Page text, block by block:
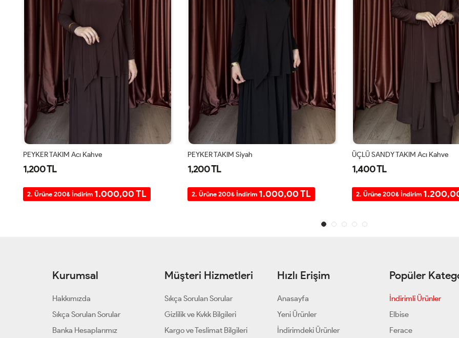
PEYKER TAKIM Siyah
1,200 TL
2. Ürüne 200₺ İndirim 1.000,00 TL
ÜÇLÜ SANDY TAKIM Acı Kahve
1,400 TL
2. Ürüne 200₺ İndirim 1.200,00 TL
PEYKER TAKIM Lacivert
1,200 TL
2. Ürüne 200₺ İndirim
Kurumsal
Hakkımızda
Sıkça Sorulan Sorular
Banka Hesaplarımız
Müşteri Hizmetleri
Sıkça Sorulan Sorular
Gizlilik ve Kvkk Bilgileri
Kargo ve Teslimat Bilgileri
Hızlı Erişim
Anasayfa
Yeni Ürünler
İndirimdeki Ürünler
Popüler
İndirimli Ürünler
Elbise
Ferace